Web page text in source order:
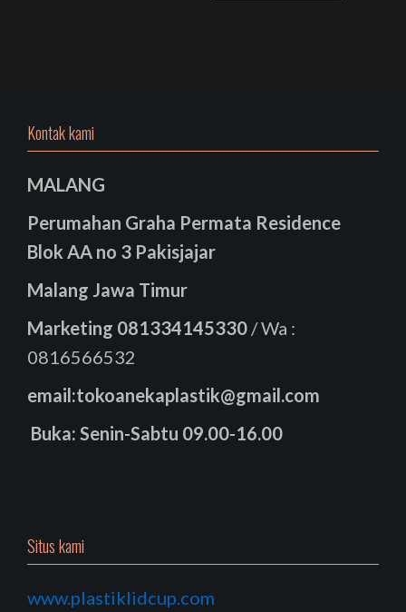
Kontak kami
MALANG
Perumahan Graha Permata Residence
Blok AA no 3 Pakisjajar
Malang Jawa Timur
Marketing 081334145330 / Wa :
0816566532
email:tokoanekaplastik@gmail.com
Buka: Senin-Sabtu 09.00-16.00
Situs kami
www.plastiklidcup.com